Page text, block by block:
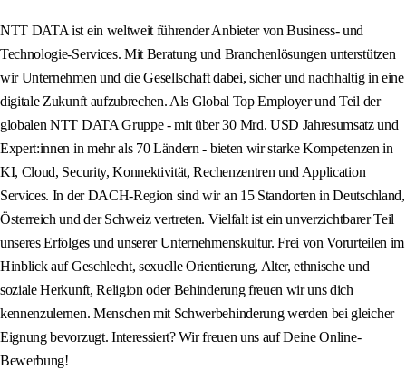
NTT DATA ist ein weltweit führender Anbieter von Business- und
Technologie-Services. Mit Beratung und Branchenlösungen unterstützen
wir Unternehmen und die Gesellschaft dabei, sicher und nachhaltig in eine
digitale Zukunft aufzubrechen. Als Global Top Employer und Teil der
globalen NTT DATA Gruppe - mit über 30 Mrd. USD Jahresumsatz und
Expert:innen in mehr als 70 Ländern - bieten wir starke Kompetenzen in
KI, Cloud, Security, Konnektivität, Rechenzentren und Application
Services. In der DACH-Region sind wir an 15 Standorten in Deutschland,
Österreich und der Schweiz vertreten. Vielfalt ist ein unverzichtbarer Teil
unseres Erfolges und unserer Unternehmenskultur. Frei von Vorurteilen im
Hinblick auf Geschlecht, sexuelle Orientierung, Alter, ethnische und
soziale Herkunft, Religion oder Behinderung freuen wir uns dich
kennenzulernen. Menschen mit Schwerbehinderung werden bei gleicher
Eignung bevorzugt. Interessiert? Wir freuen uns auf Deine Online-
Bewerbung!